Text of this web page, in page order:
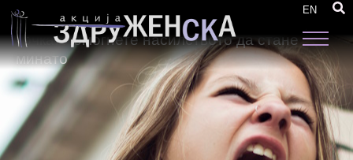
EN
насилството врз жените-Кампања Стави
точка. Помогнете насилството да стане
минато